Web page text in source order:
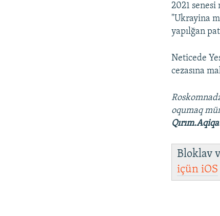
2021
"Ukrayina
yapılğan
Neticede
cezasına
oqumaq
Bloklav
içüniOS